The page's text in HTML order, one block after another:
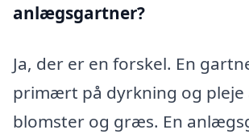
anlægsgartner?
Ja, der er en forskel. En
primært på dyrkning og pleje
blomster og græs. En